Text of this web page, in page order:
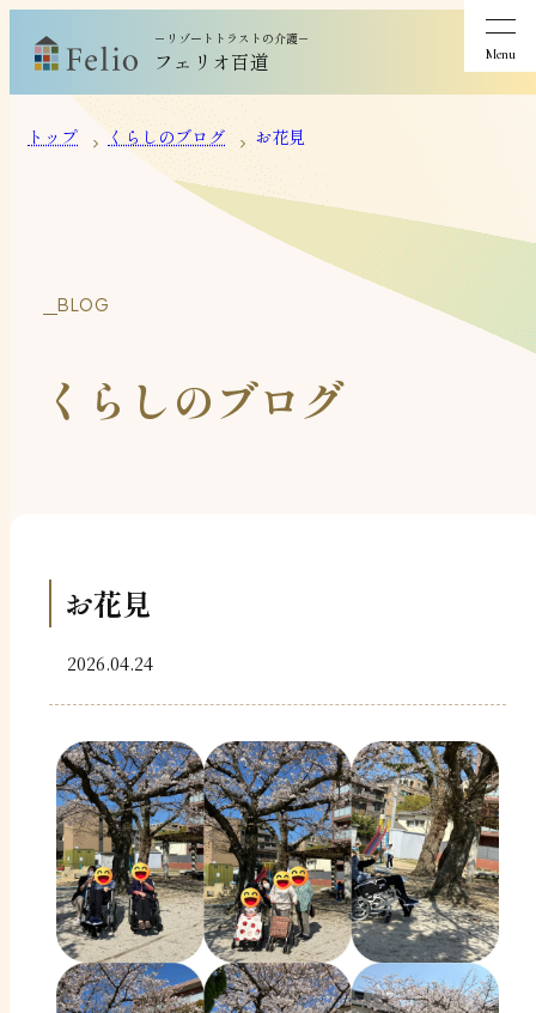
－リゾートトラストの介護－
フェリオ百道 Menu
トップ くらしのブログ お花見
BLOG
くらしのブログ
お花見
2026.04.24